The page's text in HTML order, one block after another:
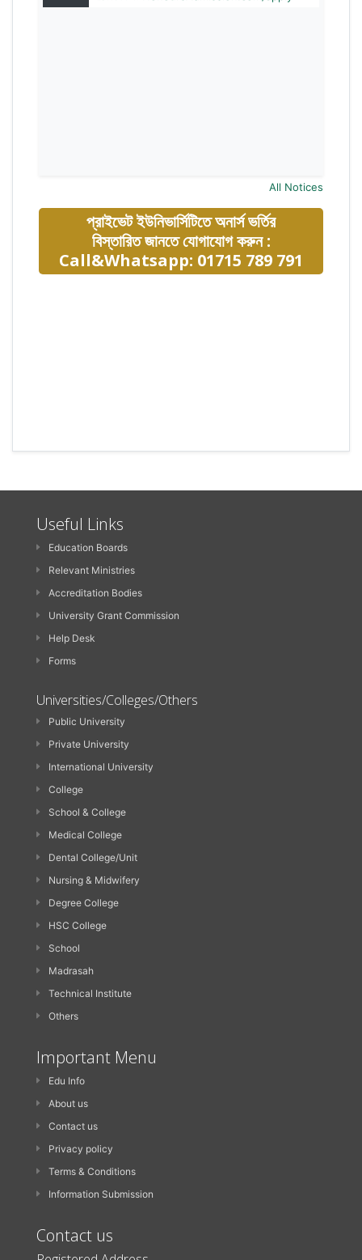
All Notices
প্রাইভেট ইউনিভার্সিটিতে অনার্স ভর্তির
বিস্তারিত জানতে যোগাযোগ করুন :
Call&Whatsapp: 01715 789 791
Useful Links
Education Boards
Relevant Ministries
Accreditation Bodies
University Grant Commission
Help Desk
Forms
Universities/Colleges/Others
Public University
Private University
International University
College
School & College
Medical College
Dental College/Unit
Nursing & Midwifery
Degree College
HSC College
School
Madrasah
Technical Institute
Others
Important Menu
Edu Info
About us
Contact us
Privacy policy
Terms & Conditions
Information Submission
Contact us